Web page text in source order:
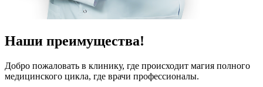
Наши преимущества!
Добро пожаловать в клинику, где происходит магия полного
медицинского цикла, где врачи профессионалы.